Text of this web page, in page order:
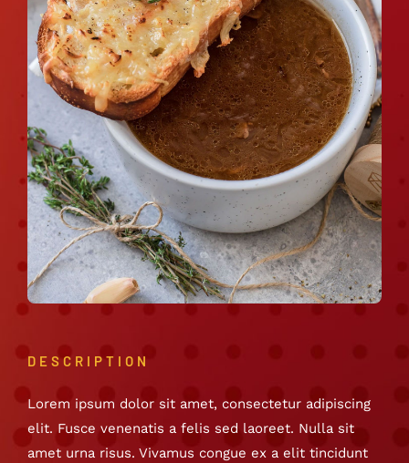
DESCRIPTION
Lorem ipsum dolor sit amet, consectetur adipiscing
elit. Fusce venenatis a felis sed laoreet. Nulla sit
amet urna risus. Vivamus congue ex a elit tincidunt